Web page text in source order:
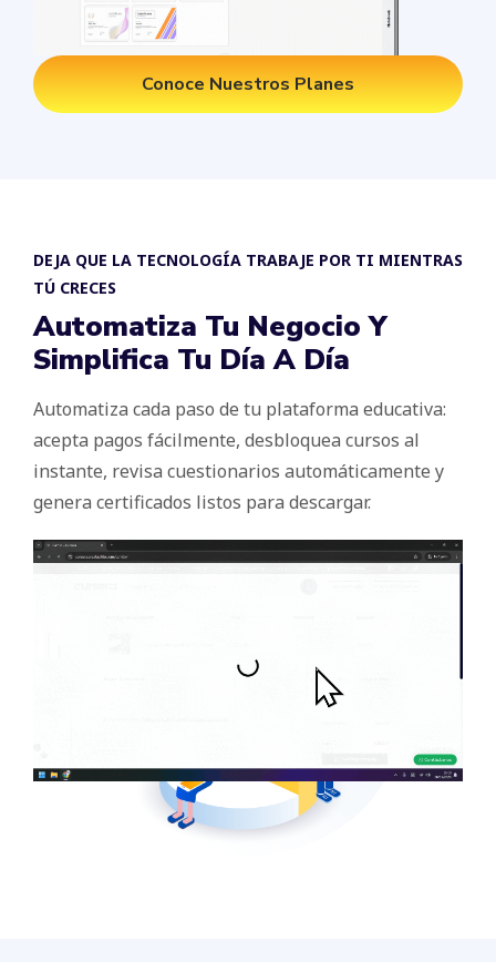
Conoce Nuestros Planes
DEJA QUE LA TECNOLOGÍA TRABAJE POR TI MIENTRAS
TÚ CRECES
Automatiza Tu Negocio Y
Simplifica Tu Día A Día
Automatiza cada paso de tu plataforma educativa:
acepta pagos fácilmente, desbloquea cursos al
instante, revisa cuestionarios automáticamente y
genera certificados listos para descargar.